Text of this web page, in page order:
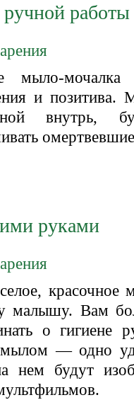
работы
мыло-
и позитива.
внутрь,
руками
красочное
малышу. Вам
о гигиене
— одно
нем будут